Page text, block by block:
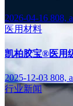
2026-04-16 808,
医用材料
凯柏胶宝®医用
2025-12-03 808,
行业新闻